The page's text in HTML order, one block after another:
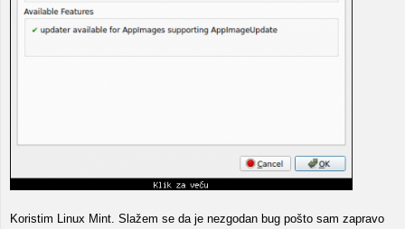
Koristim Linux Mint. Slažem se da je nezgodan bug pošto sam zapravo